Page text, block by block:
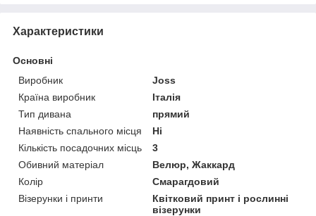
Характеристики
Основні
Виробник
Joss
Країна виробник
Італія
Тип дивана
прямий
Наявність спального місця
Ні
Кількість посадочних місць
3
Обивний матеріал
Велюр, Жаккард
Колір
Смарагдовий
Візерунки і принти
Квітковий принт і рослинні
візерунки